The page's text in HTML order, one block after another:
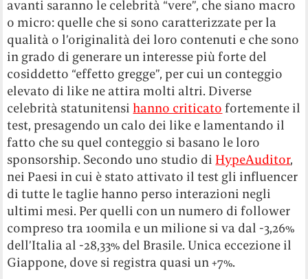
avanti saranno le celebrità “vere”, che siano macro
o micro: quelle che si sono caratterizzate per la
qualità o l’originalità dei loro contenuti e che sono
in grado di generare un interesse più forte del
cosiddetto “effetto gregge”, per cui un conteggio
elevato di like ne attira molti altri. Diverse
celebrità statunitensi hanno criticato fortemente il
test, presagendo un calo dei like e lamentando il
fatto che su quel conteggio si basano le loro
sponsorship. Secondo uno studio di HypeAuditor,
nei Paesi in cui è stato attivato il test gli influencer
di tutte le taglie hanno perso interazioni negli
ultimi mesi. Per quelli con un numero di follower
compreso tra 100mila e un milione si va dal -3,26%
dell’Italia al -28,33% del Brasile. Unica eccezione il
Giappone, dove si registra quasi un +7%.